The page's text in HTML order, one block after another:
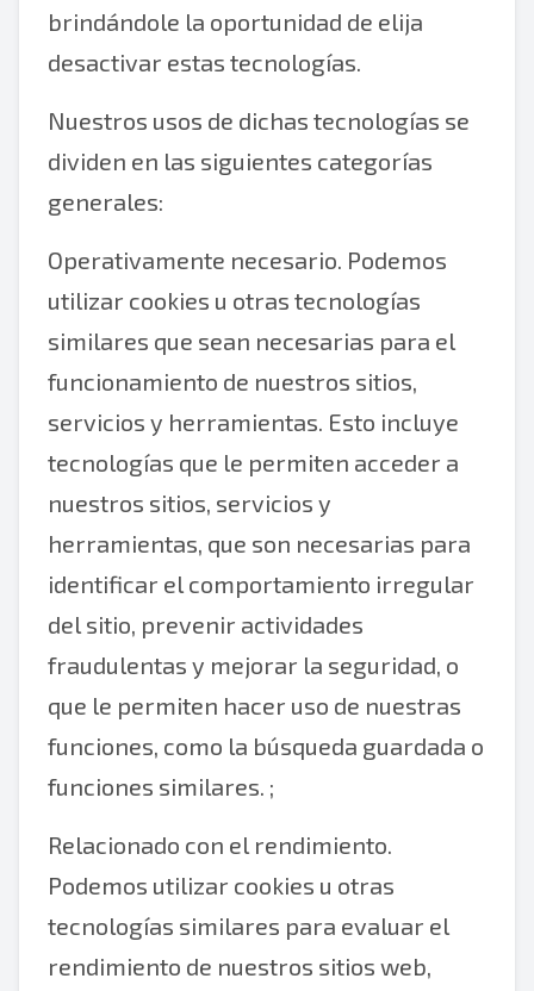
brindándole la oportunidad de elija
desactivar estas tecnologías.
Nuestros usos de dichas tecnologías se
dividen en las siguientes categorías
generales:
Operativamente necesario. Podemos
utilizar cookies u otras tecnologías
similares que sean necesarias para el
funcionamiento de nuestros sitios,
servicios y herramientas. Esto incluye
tecnologías que le permiten acceder a
nuestros sitios, servicios y
herramientas, que son necesarias para
identificar el comportamiento irregular
del sitio, prevenir actividades
fraudulentas y mejorar la seguridad, o
que le permiten hacer uso de nuestras
funciones, como la búsqueda guardada o
funciones similares. ;
Relacionado con el rendimiento.
Podemos utilizar cookies u otras
tecnologías similares para evaluar el
rendimiento de nuestros sitios web,